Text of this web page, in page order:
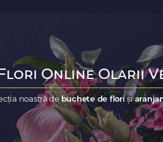
Flori Online Olarii
noastră de buchete de floriși